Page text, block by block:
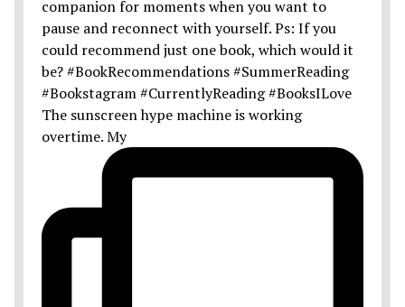
The sunscreen hype machine is working
overtime. My